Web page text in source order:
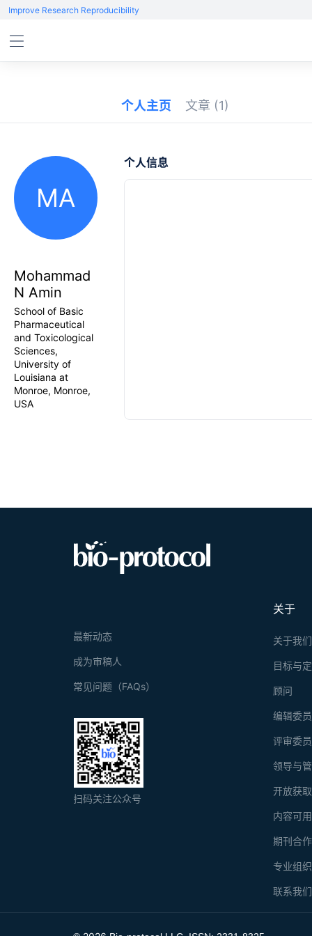
Improve Research Reproducibility
个人主页 文章 (1)
MA
Mohammad
N Amin
School of Basic
Pharmaceutical
and Toxicological
Sciences,
University of
Louisiana at
Monroe, Monroe,
USA
个人信息
关于
关于我们
目标与
顾问
编辑委
评审委
领导与
开放获
内容可
期刊合
专业组
联系我们
最新动态
成为审稿人
常见问题（FAQs）
扫码关注公众号